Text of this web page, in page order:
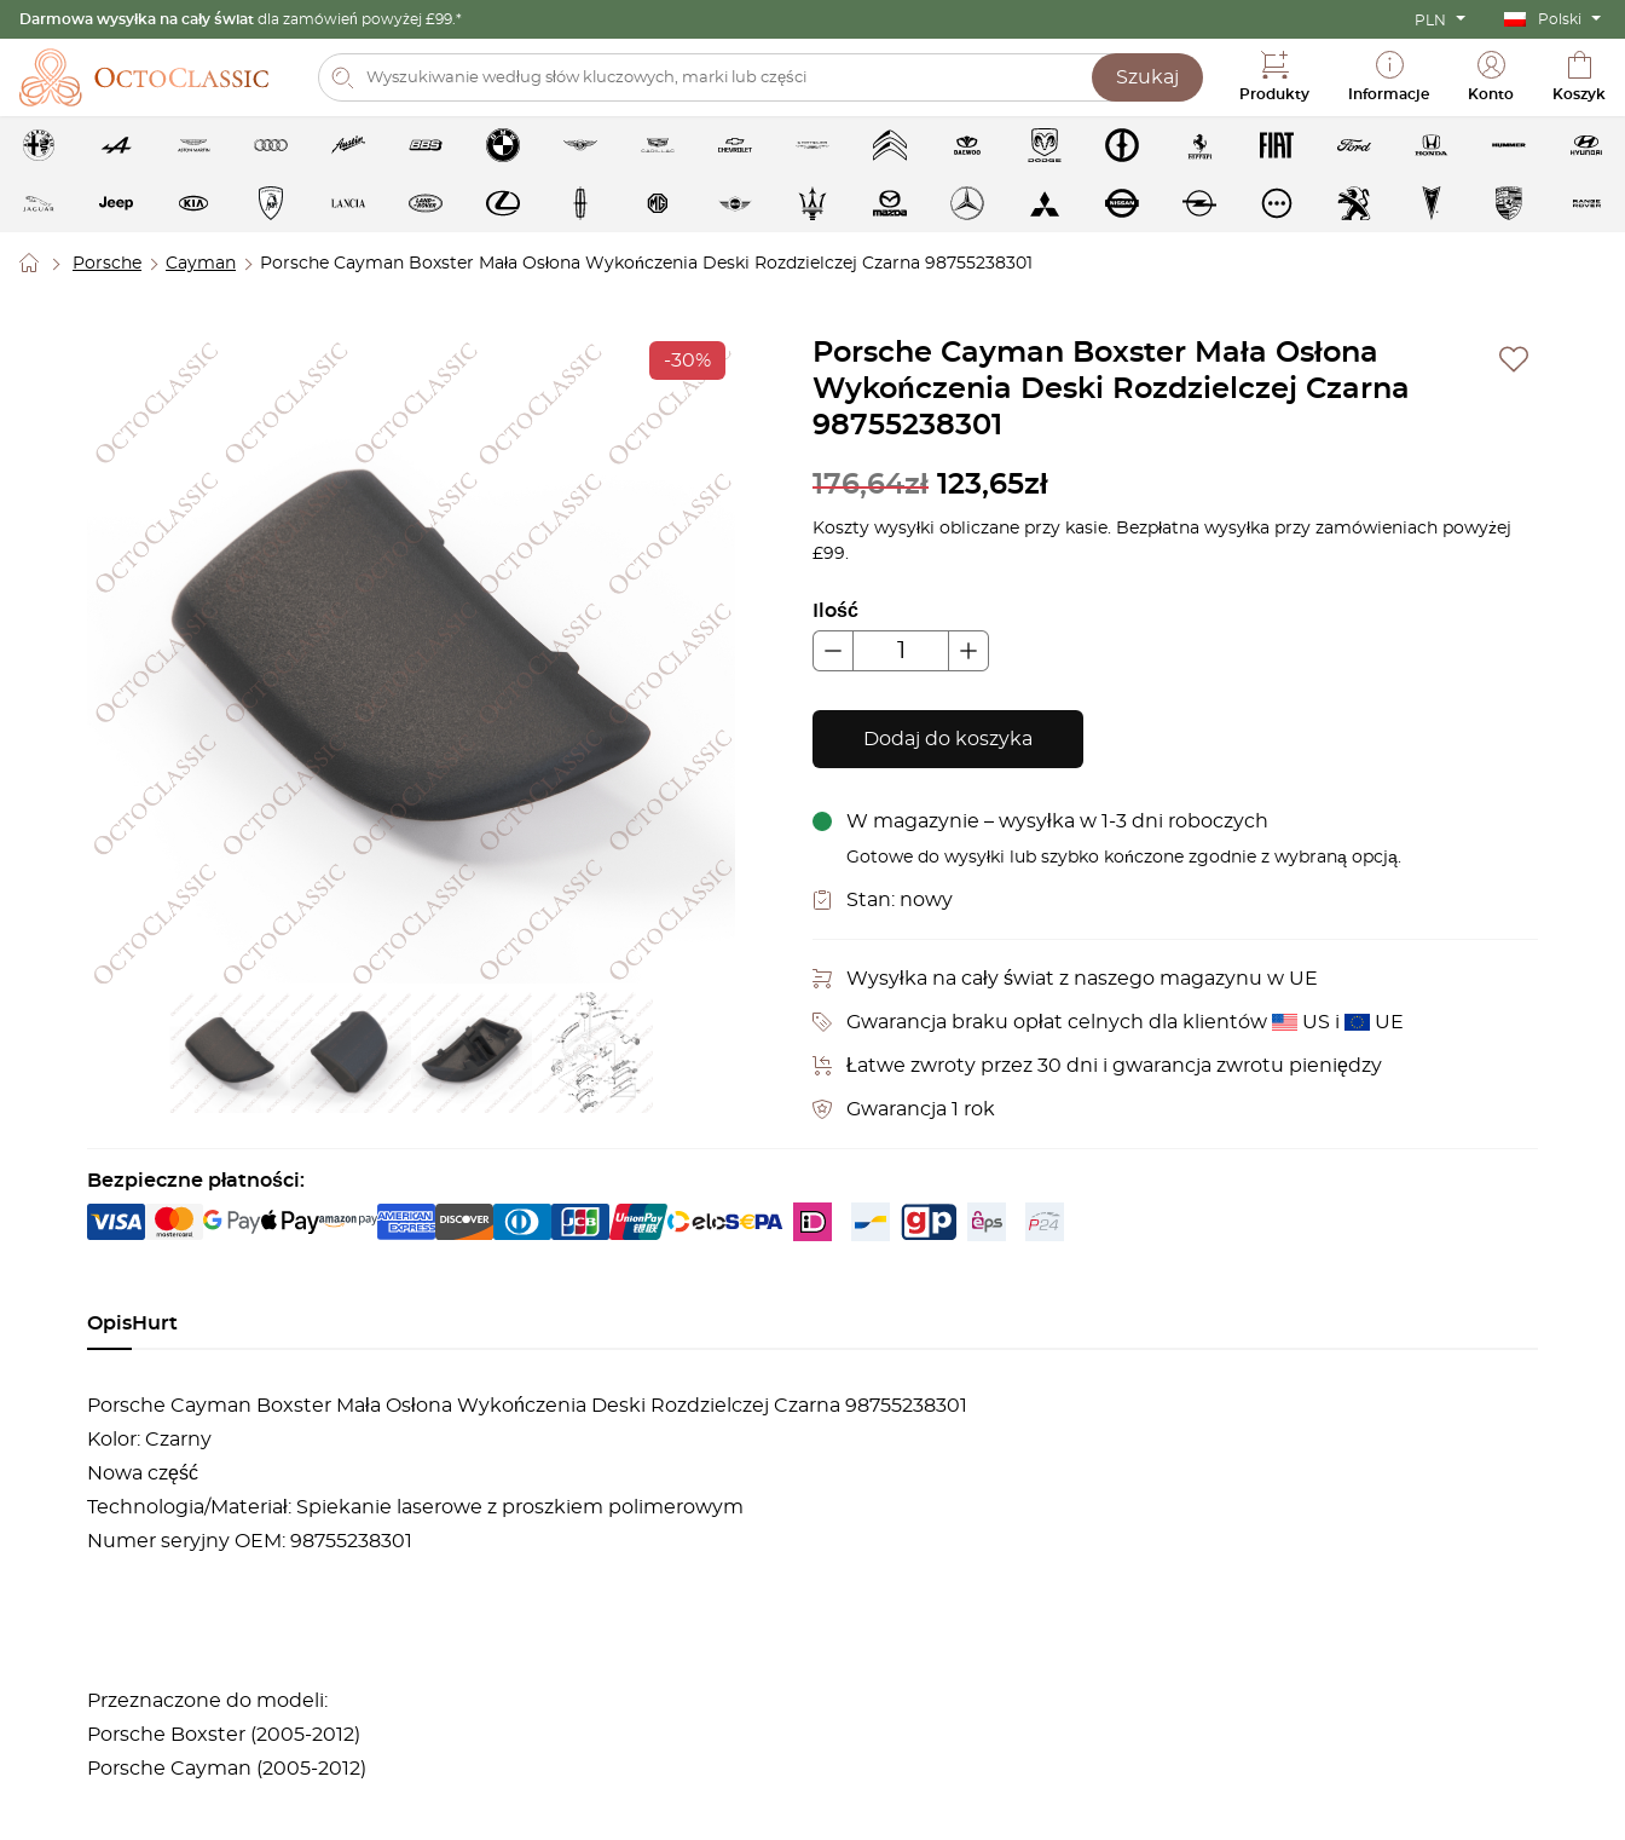
Darmowa wysyłka na cały świat dla zamówień powyżej £99.* PLN Polski
Szukaj
Produkty Informacje Konto Koszyk
Porsche Cayman Porsche Cayman Boxster Mała Osłona Wykończenia Deski Rozdzielczej Czarna 98755238301
-30%
Porsche Cayman Boxster Mała Osłona
Wykończenia Deski Rozdzielczej Czarna
98755238301
176,64zł 123,65zł
Koszty wysyłki obliczane przy kasie. Bezpłatna wysyłka przy zamówieniach powyżej
£99.
Ilość
Dodaj do koszyka
W magazynie – wysyłka w 1-3 dni roboczych
Gotowe do wysyłki lub szybko kończone zgodnie z wybraną opcją.
Stan: nowy
Wysyłka na cały świat z naszego magazynu w UE
Gwarancja braku opłat celnych dla klientów US i UE
Łatwe zwroty przez 30 dni i gwarancja zwrotu pieniędzy
Gwarancja 1 rok
Bezpieczne płatności:
OpisHurt
Porsche Cayman Boxster Mała Osłona Wykończenia Deski Rozdzielczej Czarna 98755238301
Kolor: Czarny
Nowa część
Technologia/Materiał: Spiekanie laserowe z proszkiem polimerowym
Numer seryjny OEM: 98755238301
Przeznaczone do modeli:
Porsche Boxster (2005-2012)
Porsche Cayman (2005-2012)